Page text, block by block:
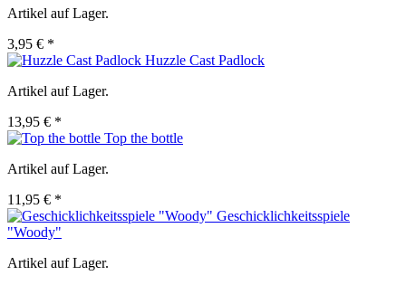
Artikel auf Lager.
3,95 € *
Huzzle Cast Padlock
Artikel auf Lager.
13,95 € *
Top the bottle
Artikel auf Lager.
11,95 € *
Geschicklichkeitsspiele
"Woody"
Artikel auf Lager.